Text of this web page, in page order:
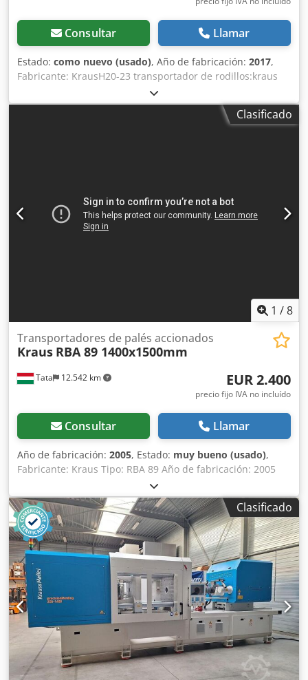
Consultar Llamar
Estado: como nuevo (usado), Año de fabricación: 2017,
Fabricante: KrausH20-23 transportador de rodillos:kraus
rba Año de fabricación: 2017 Longitud del tablero:
1600mm Dcodsnr Hfyspfx Aflek Ancho del tablero: 1400mm
Diámetro de los rodillos: 100 mm, material: acero.Clasificado
1 /8
Tata 12.542 km
Transportadores de palés accionados
Kraus RBA 89 1400x1500mm
EUR 2.400
precio fijo IVA no incluído
Consultar Llamar
Año de fabricación: 2005, Estado: muy bueno (usado),
Fabricante: Kraus Tipo: RBA 89 Año de fabricación: 2005
Capacidad de carga: máx. 1500 kg/palet Dodpfenxkbpox
Aflsck Ancho de rollo: 1380 mm Ancho de vía: 1450 mm
Diámetro de los rodillos: 100 mm Distancia entre rodillos:
120 mm Longitud total: 1500 mm Potencia: 0,75 kW / 28
rpm Velocidad: 21 m/min Opcionalmente con patas.
Clasificado